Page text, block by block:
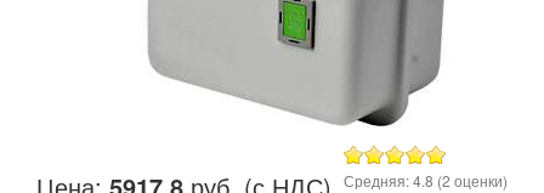
Средняя:4.8 (2 оценки)